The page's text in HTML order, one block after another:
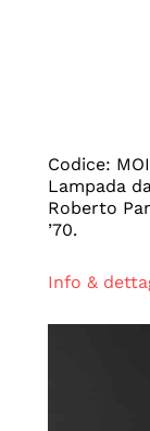
Codice:
Lampada
Roberto
’70.
Info &